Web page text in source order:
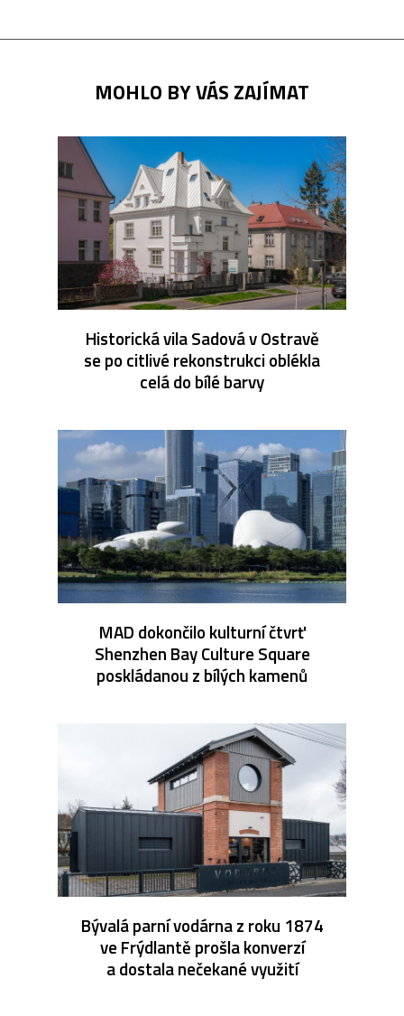
MOHLO BY VÁS ZAJÍMAT
Historická vila Sadová v Ostravě
se po citlivé rekonstrukci oblékla
celá do bílé barvy
MAD dokončilo kulturní čtvrť
Shenzhen Bay Culture Square
poskládanou z bílých kamenů
Bývalá parní vodárna z roku 1874
ve Frýdlantě prošla konverzí
a dostala nečekané využití